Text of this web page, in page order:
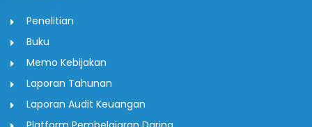
Penelitian
Buku
Memo Kebijakan
Laporan Tahunan
Laporan Audit Keuangan